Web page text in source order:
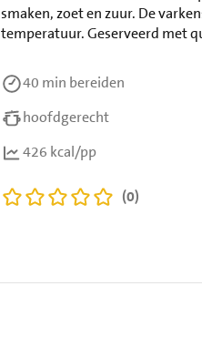
smaken, zoet en zuur. De
temperatuur. Geserveerd met
40 min bereiden
hoofdgerecht
426 kcal/pp
(0)